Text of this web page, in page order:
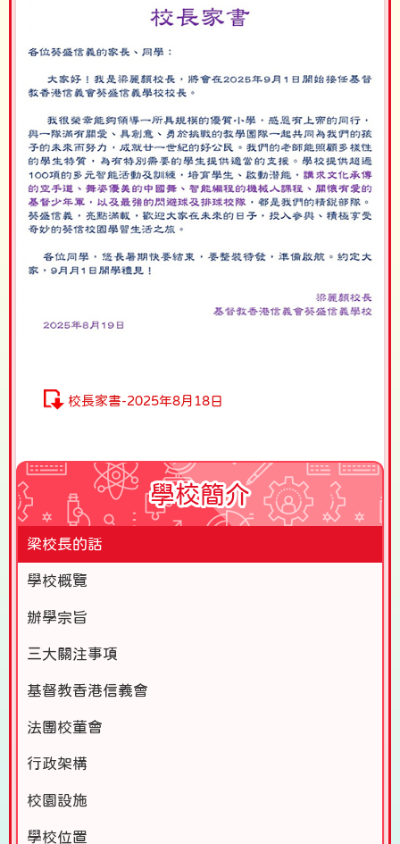
校長家書-2025年8月18日
學校簡介
梁校長的話
學校概覽
辦學宗旨
三大關注事項
基督教香港信義會
法團校董會
行政架構
校園設施
學校位置